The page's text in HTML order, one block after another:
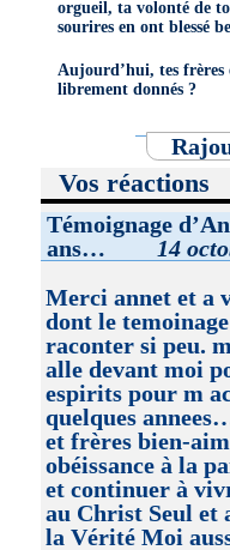
orgueil, ta volonté de
sourires en ont blessé
Aujourd’hui, tes frères
librement donnés ?
Vos réactions
Témoignage
ans…
14
Merci annet et a
dont le
raconter si peu.
alle devant moi
espirits pour m
quelques
et frères bien-
obéissance à la
et continuer à
au Christ Seul et
la Vérité Moi